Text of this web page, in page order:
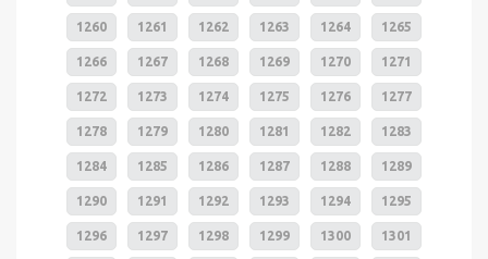
1260 1261 1262 1263 1264 1265
1266 1267 1268 1269 1270 1271
1272 1273 1274 1275 1276 1277
1278 1279 1280 1281 1282 1283
1284 1285 1286 1287 1288 1289
1290 1291 1292 1293 1294 1295
1296 1297 1298 1299 1300 1301